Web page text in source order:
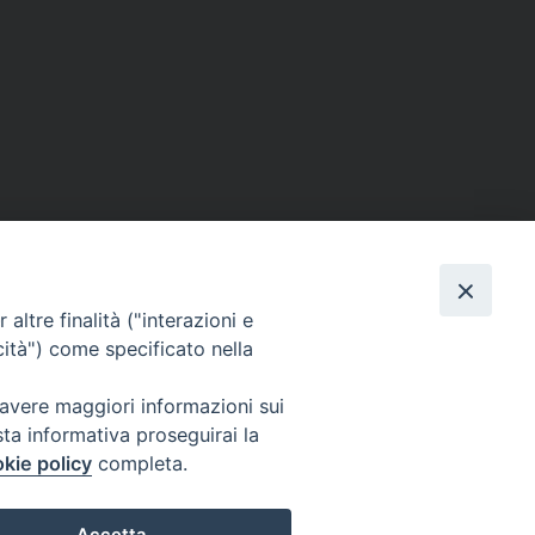
solo con permesso.
riservati.
altre finalità ("interazioni e
come specificato nella
maggiori informazioni sui
informativa proseguirai la
policy completa.